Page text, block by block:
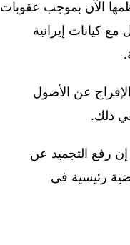
الآن بموجب عقوبات
كيانات إيرانية
الإفراج عن الأصول
ذلك.
رفع التجميد عن
رئيسية في